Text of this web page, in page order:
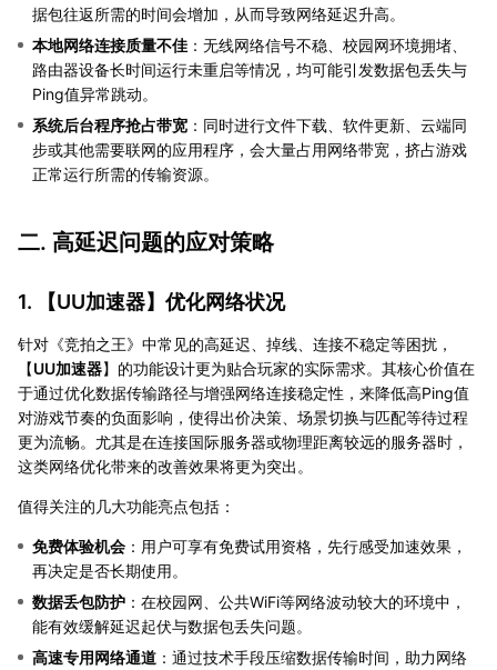
据包往返所需的时间会增加，从而导致网络延迟升高。
本地网络连接质量不佳 ：无线网络信号不稳、校园网环境拥堵、
路由器设备长时间运行未重启等情况，均可能引发数据包丢失与
Ping值异常跳动。
系统后台程序抢占带宽 ：同时进行文件下载、软件更新、云端同
步或其他需要联网的应用程序，会大量占用网络带宽，挤占游戏
正常运行所需的传输资源。
二. 高延迟问题的应对策略
1. 【UU加速器】优化网络状况
针对《竞拍之王》中常见的高延迟、掉线、连接不稳定等困扰，
【UU加速器】的功能设计更为贴合玩家的实际需求。其核心价值在
于通过优化数据传输路径与增强网络连接稳定性，来降低高Ping值
对游戏节奏的负面影响，使得出价决策、场景切换与匹配等待过程
更为流畅。尤其是在连接国际服务器或物理距离较远的服务器时，
这类网络优化带来的改善效果将更为突出。
值得关注的几大功能亮点包括：
免费体验机会 ：用户可享有免费试用资格，先行感受加速效果，
再决定是否长期使用。
数据丢包防护 ：在校园网、公共WiFi等网络波动较大的环境中，
能有效缓解延迟起伏与数据包丢失问题。
高速专用网络通道 ：通过技术手段压缩数据传输时间，助力网络